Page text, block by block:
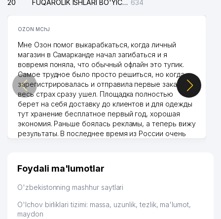
20
FUQAROLIK ISHLARI BO'YICHA UCH-TEPA TUMANI SUDI 634
OZON MChJ
Мне Озон помог выкарабкаться, когда личный
магазин в Самарканде начал загибаться и я
вовремя поняла, что обычный офлайн это тупик.
Самое трудное было просто решиться, но когда
зарегистрировалась и отправила первые заказы,
весь страх сразу ушел. Площадка полностью
берет на себя доставку до клиентов и для одежды
тут хранение бесплатное первый год, хорошая
экономия. Раньше боялась рекламы, а теперь вижу
результаты. В последнее время из России очень
дальше развиваюсь потихоньку😊
Hamida 03.08.2026 12:45:39
Foydali ma'lumotlar
O'zbekistonning mashhur saytlari
O'lchov birliklari tizimi: massa, uzunlik, tezlik, ma'lumot,
maydon